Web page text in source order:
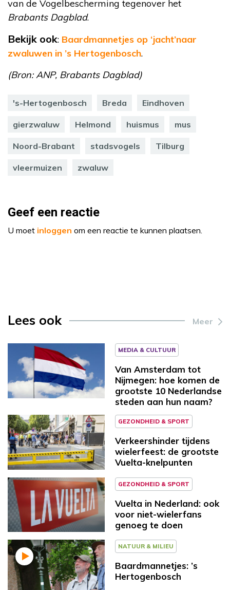
van de Vogelbescherming tegenover het
Brabants Dagblad.
Bekijk ook: Baardmannetjes op ‘jacht’naar
zwaluwen in ’s Hertogenbosch.
(Bron: ANP, Brabants Dagblad)
's-Hertogenbosch Breda Eindhoven
gierzwaluw Helmond huismus mus
Noord-Brabant stadsvogels Tilburg
vleermuizen zwaluw
Geef een reactie
U moet inloggen om een reactie te kunnen plaatsen.
Lees ook Meer
MEDIA & CULTUUR
Van Amsterdam tot
Nijmegen: hoe komen de
grootste 10 Nederlandse
steden aan hun naam?
GEZONDHEID & SPORT
Verkeershinder tijdens
wielerfeest: de grootste
Vuelta-knelpunten
GEZONDHEID & SPORT
Vuelta in Nederland: ook
voor niet-wielerfans
genoeg te doen
NATUUR & MILIEU
Baardmannetjes: ’s
Hertogenbosch